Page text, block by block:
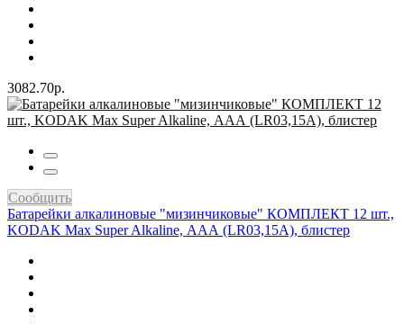
3082.70р.
Сообщить
Батарейки алкалиновые "мизинчиковые" КОМПЛЕКТ 12 шт.,
KODAK Max Super Alkaline, ААА (LR03,15А), блистер